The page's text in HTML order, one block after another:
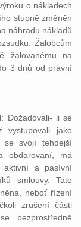
o nákladech
stupně změněn
náhradu nákladů
Žalobcům
žalovanému na
3 dnů od právní
Dožadovali- li se
vystupovali jako
se svojí tehdejší
obdarovaní, má
aktivní a pasívní
smlouvy. Tato
neboť řízení
zrušení části
bezprostředně